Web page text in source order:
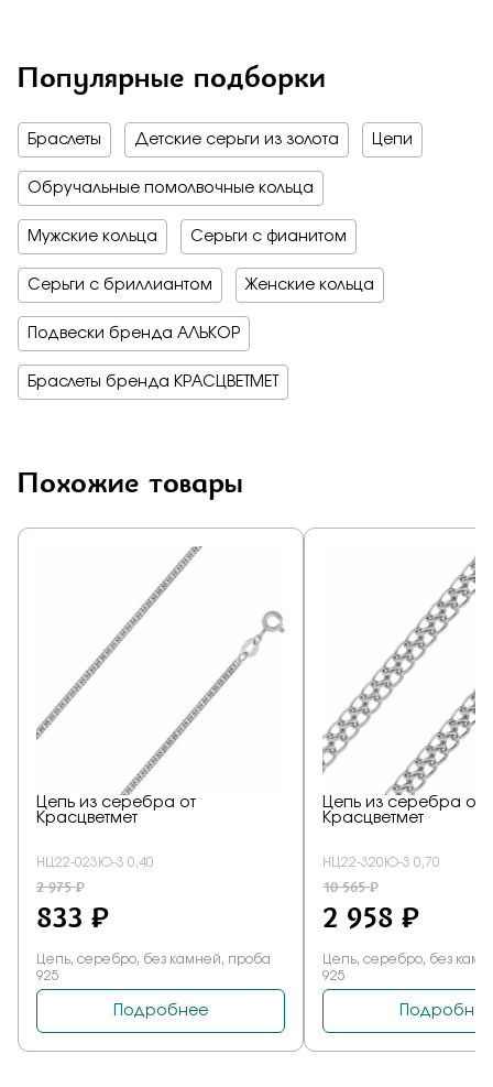
Популярные подборки
Браслеты Детские серьги из золота Цепи
Обручальные помолвочные кольца
Мужские кольца Серьги с фианитом
Серьги с бриллиантом Женские кольца
Подвески бренда АЛЬКОР
Браслеты бренда КРАСЦВЕТМЕТ
Похожие товары